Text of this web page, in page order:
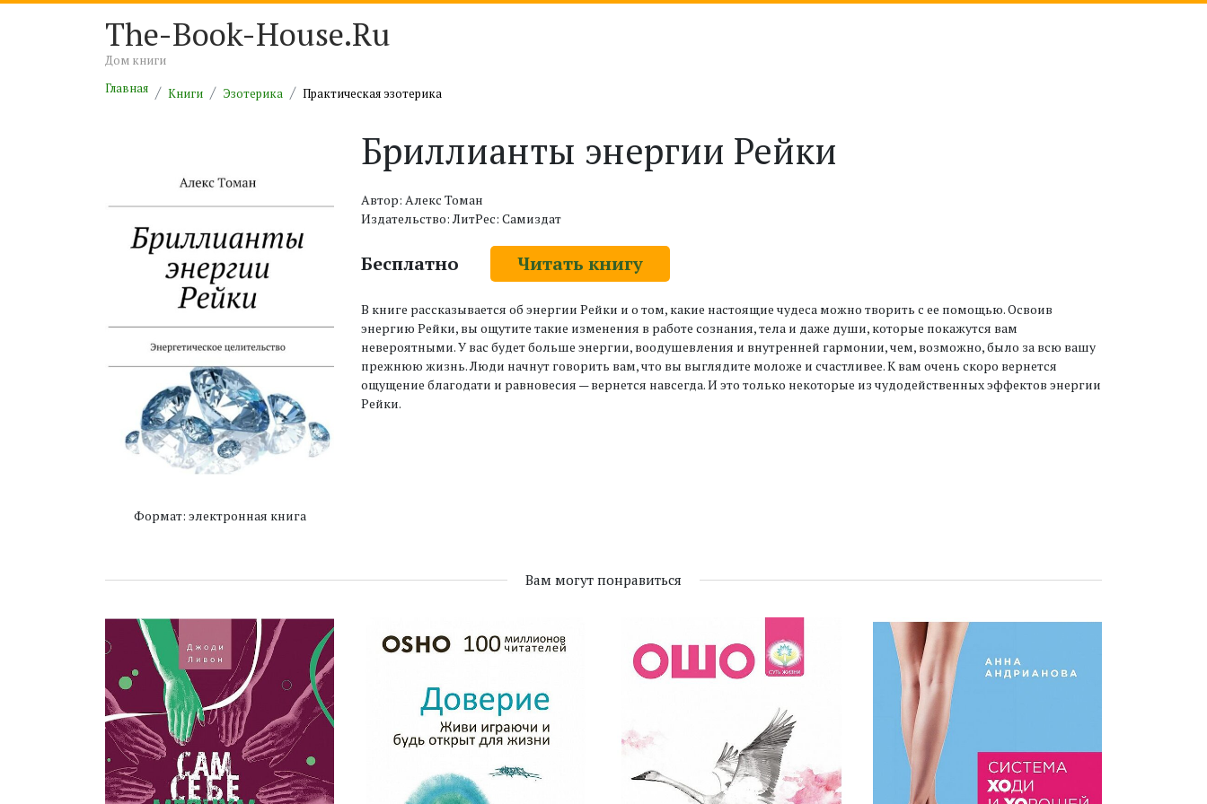
The-Book-House.Ru
Дом книги
Главная
Книги Эзотерика Практическая эзотерика
Формат: электронная книга
Бриллианты энергии Рейки
Автор: Алекс Томан
Издательство: ЛитРес: Самиздат
Бесплатно Читать книгу
В книге рассказывается об энергии Рейки и о том, какие настоящие чудеса можно творить с ее помощью. Освоив
энергию Рейки, вы ощутите такие изменения в работе сознания, тела и даже души, которые покажутся вам
невероятными. У вас будет больше энергии, воодушевления и внутренней гармонии, чем, возможно, было за всю вашу
прежнюю жизнь. Люди начнут говорить вам, что вы выглядите моложе и счастливее. К вам очень скоро вернется
ощущение благодати и равновесия — вернется навсегда. И это только некоторые из чудодейственных эффектов энергии
Рейки.
Вам могут понравиться